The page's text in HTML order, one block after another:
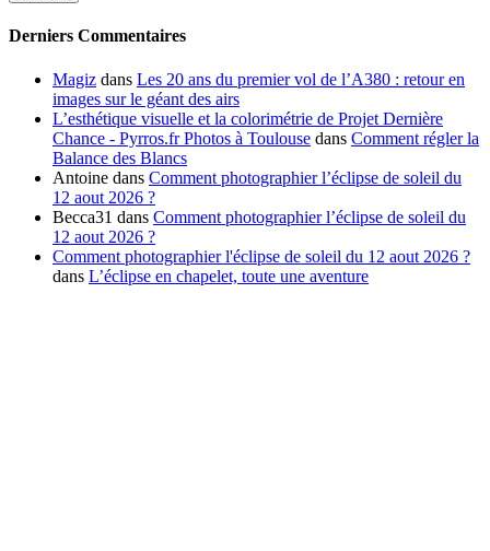
Derniers Commentaires
Magiz dans Les 20 ans du premier vol de l’A380 : retour en
images sur le géant des airs
L’esthétique visuelle et la colorimétrie de Projet Dernière
Chance - Pyrros.fr Photos à Toulouse dans Comment régler la
Balance des Blancs
Antoine dans Comment photographier l’éclipse de soleil du
12 aout 2026 ?
Becca31 dans Comment photographier l’éclipse de soleil du
12 aout 2026 ?
Comment photographier l'éclipse de soleil du 12 aout 2026 ?
dans L’éclipse en chapelet, toute une aventure